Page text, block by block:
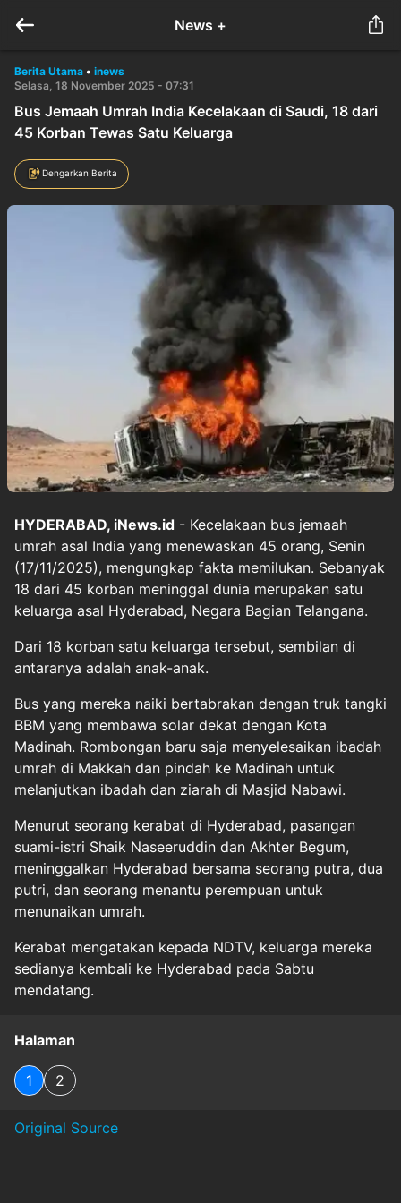
News +
Berita Utama • inews
Selasa, 18 November 2025 - 07:31
Bus Jemaah Umrah India Kecelakaan di Saudi, 18 dari
45 Korban Tewas Satu Keluarga
Dengarkan Berita
HYDERABAD, iNews.id - Kecelakaan bus jemaah
umrah asal India yang menewaskan 45 orang, Senin
(17/11/2025), mengungkap fakta memilukan. Sebanyak
18 dari 45 korban meninggal dunia merupakan satu
keluarga asal Hyderabad, Negara Bagian Telangana.
Dari 18 korban satu keluarga tersebut, sembilan di
antaranya adalah anak-anak.
Bus yang mereka naiki bertabrakan dengan truk tangki
BBM yang membawa solar dekat dengan Kota
Madinah. Rombongan baru saja menyelesaikan ibadah
umrah di Makkah dan pindah ke Madinah untuk
melanjutkan ibadah dan ziarah di Masjid Nabawi.
Menurut seorang kerabat di Hyderabad, pasangan
suami-istri Shaik Naseeruddin dan Akhter Begum,
meninggalkan Hyderabad bersama seorang putra, dua
putri, dan seorang menantu perempuan untuk
menunaikan umrah.
Kerabat mengatakan kepada NDTV, keluarga mereka
sedianya kembali ke Hyderabad pada Sabtu
mendatang.
Halaman
1 2
Original Source